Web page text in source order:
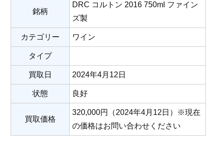
銘柄
DRC コルトン 2016 750ml ファイン
ズ製
カテゴリー ワイン
タイプ
買取日 2024年4月12日
状態 良好
買取価格
320,000円（2024年4月12日）※現在
の価格はお問い合わせください